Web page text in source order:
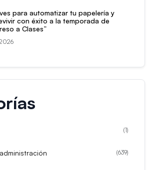
para automatizar tu papelería y
con éxito a la temporada de
a Clases”
(1)
(639)